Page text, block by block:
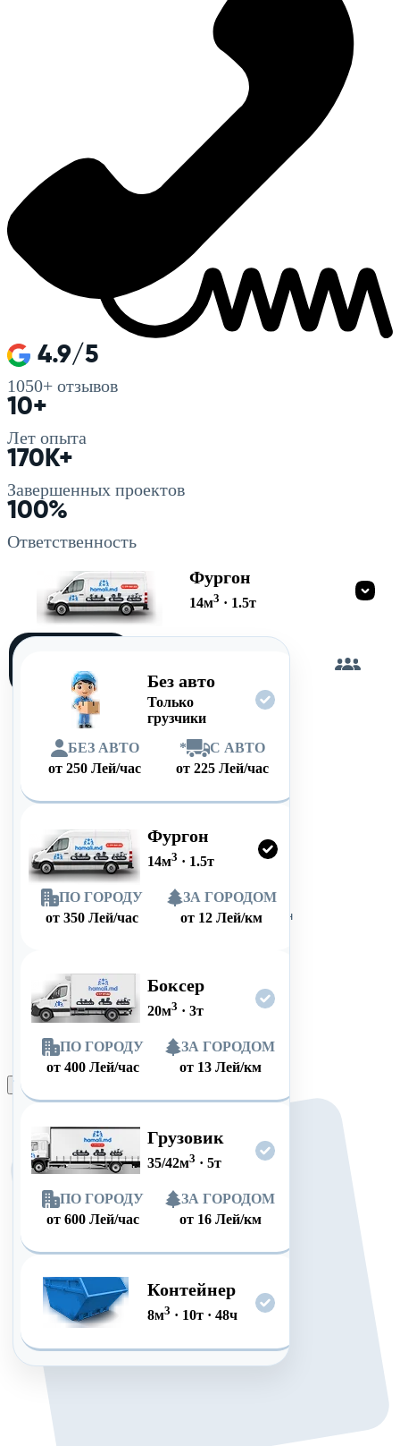
4.9/5
1050+ отзывов
10+
Лет опыта
170K+
Завершенных проектов
100%
Ответственность
Фургон
14м3 · 1.5т
Без авто
Только
грузчики
БЕЗ АВТО
от250 Лей/час
*
С АВТО
от 225 Лей/час
Фургон
14м3 · 1.5т
ПО ГОРОДУ
от 350 Лей/час
ЗА ГОРОДОМ
от 12 Лей/км
Боксер
20м3 · 3т
ПО ГОРОДУ
от 400 Лей/час
ЗА ГОРОДОМ
от 13 Лей/км
Грузовик
35/42м3 · 5т
ПО ГОРОДУ
от 600 Лей/час
ЗА ГОРОДОМ
от 16 Лей/км
Контейнер
8м3 · 10т· 48ч
Оформить заказ